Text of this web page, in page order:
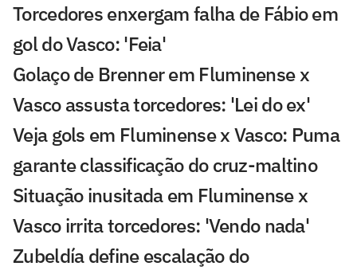
Torcedores enxergam falha de Fábio em
gol do Vasco: 'Feia'
Golaço de Brenner em Fluminense x
Vasco assusta torcedores: 'Lei do ex'
Veja gols em Fluminense x Vasco: Puma
garante classificação do cruz-maltino
Situação inusitada em Fluminense x
Vasco irrita torcedores: 'Vendo nada'
Zubeldía define escalação do